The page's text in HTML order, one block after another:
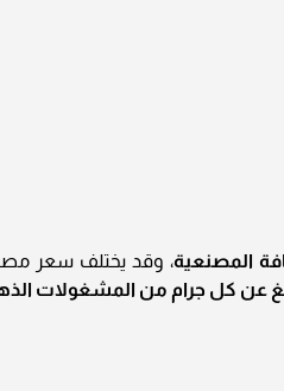
المصنعية، وقد يختلف سعر
عن كل جرام من المشغولات